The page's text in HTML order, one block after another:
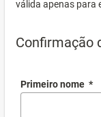
válida apenas para
Confirmação
Primeiro nome *